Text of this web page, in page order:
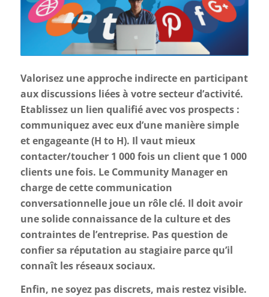
Valorisez une approche indirecte en participant
aux discussions liées à votre secteur d’activité.
Etablissez un lien qualifié avec vos prospects :
communiquez avec eux d’une manière simple
et engageante (H to H). Il vaut mieux
contacter/toucher 1 000 fois un client que 1 000
clients une fois. Le Community Manager en
charge de cette communication
conversationnelle joue un rôle clé. Il doit avoir
une solide connaissance de la culture et des
contraintes de l’entreprise. Pas question de
confier sa réputation au stagiaire parce qu’il
connaît les réseaux sociaux.
Enfin, ne soyez pas discrets, mais restez visible.